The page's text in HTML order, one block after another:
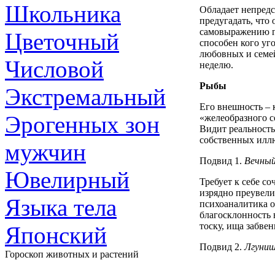
Школьника
Цветочный
Числовой
Экстремальный
Эрогенных зон
мужчин
Ювелирный
Языка тела
Японский
Гороскоп животных и растений
Обладает
предугадать,
самовыражению
способен кого
любовных и
неделю.
Рыбы
Его внешность –
«желеобразного
Видит
собственных
Подвид 1.
Требует к себе
изрядно
психоаналитика
тоску, ища
Подвид 2.